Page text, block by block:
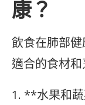
康？
飲食在肺部
適合的食材
1. **水果和